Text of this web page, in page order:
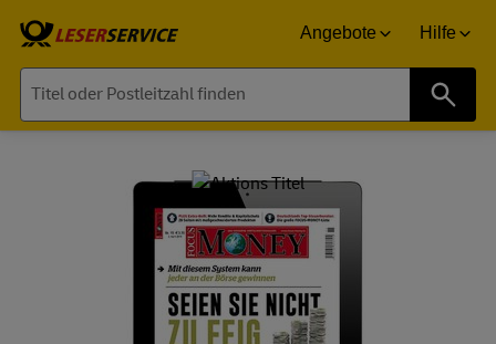
Angebote Hilfe